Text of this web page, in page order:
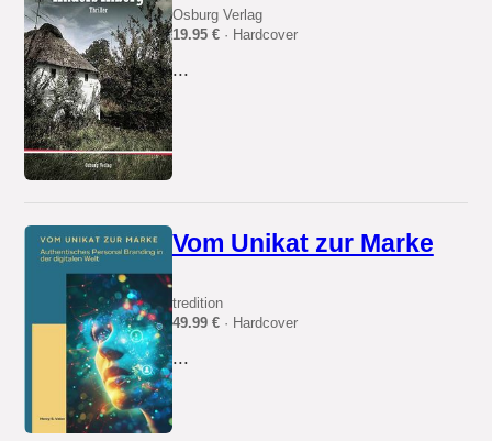
Osburg Verlag
19.95 €· Hardcover
...
Vom Unikat zur Marke
tredition
49.99 €· Hardcover
...